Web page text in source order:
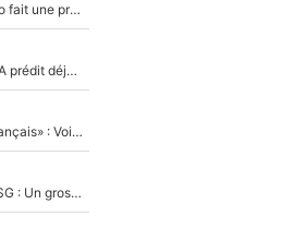
«Très, très agréablement surpris» : Bruno Genesio fait une promesse pour la suite du mercato de l’OM et rassure les supporters
PSG : Deux gros transferts bouclés en 2027 ? L'IA prédit déjà les deux joueurs qui pourraient rejoindre Luis Enrique !
«C'est un beau salaire par rapport à 90 % des Français» : Voilà combien touchait Nelson Monfort sur France Télévisions avant de rejoindre CNews
Ferran Torres a pris sa décision concernant le PSG : Un gros club étranger prêt à relancer le feuilleton pour la signature du champion du monde 2026 !